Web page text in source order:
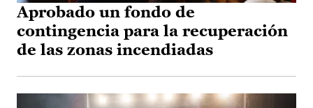
Aprobado un fondo de
contingencia para la recuperación
de las zonas incendiadas